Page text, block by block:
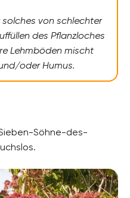
von schlechter
des Pflanzloches
Lehmböden mischt
oder Humus.
Söhne-des-